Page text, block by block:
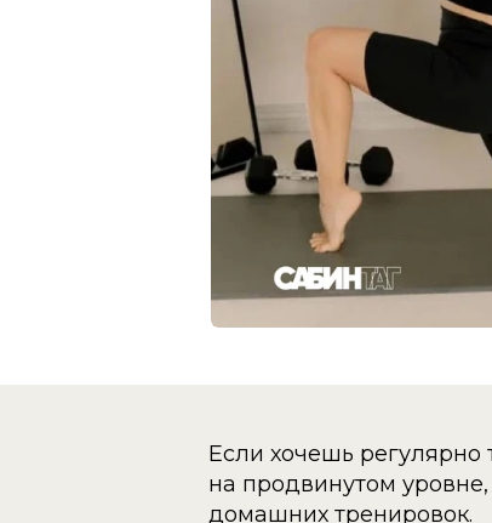
Если хочешь регулярно
на продвинутом
домашних тренировок.